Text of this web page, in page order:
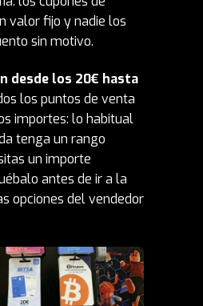
valor fijo y nadie los
sin motivo.
desde los 20€ hasta
los puntos de venta
importes: lo habitual
tenga un rango
un importe
antes de ir a la
opciones del vendedor